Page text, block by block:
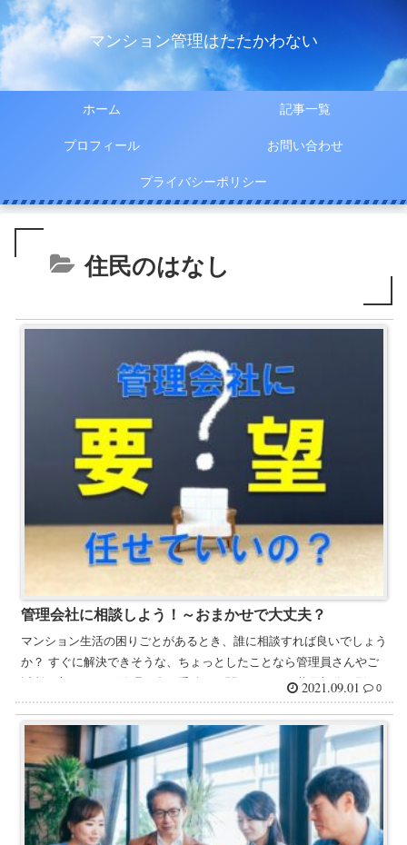
マンション管理はたたかわない
ホーム 記事一覧
プロフィール お問い合わせ
プライバシーポリシー
住民のはなし
管理会社に相談しよう！～おまかせで大丈夫？
マンション生活の困りごとがあるとき、誰に相談すれば良いでしょう
か？ すぐに解決できそうな、ちょっとしたことなら管理員さんやご
近所の方に。 でも管理組合の手続きに関わること、共用部分に影
響...
2021.09.01 0